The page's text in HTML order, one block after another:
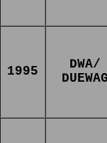
1995
DWA/